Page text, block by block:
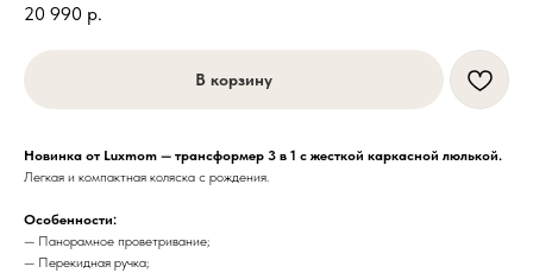
20 990 р.
В корзину
Новинка от Luxmom — трансформер 3 в 1 с жесткой каркасной люлькой.
Легкая и компактная коляска с рождения.
Особенности:
— Панорамное проветривание;
— Перекидная ручка;